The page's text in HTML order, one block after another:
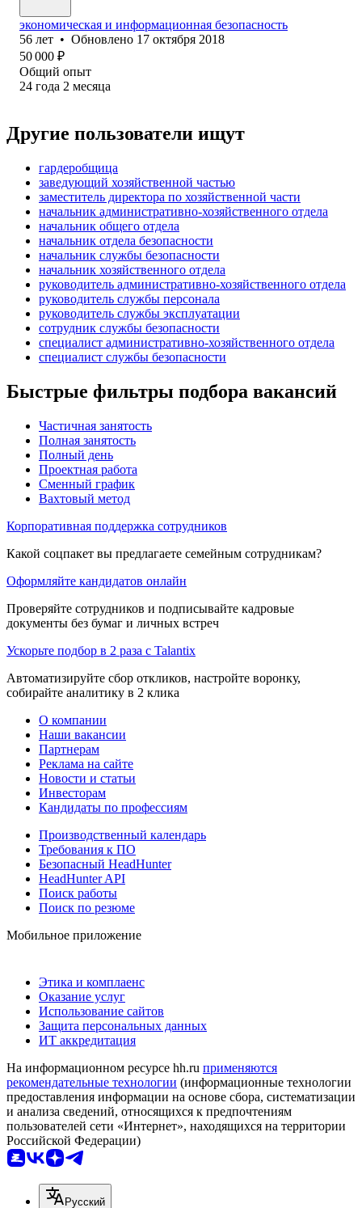
экономическая и информационная безопасность
56 лет • Обновлено 17 октября 2018
50 000 ₽
Общий опыт
24 года 2 месяца
Другие пользователи ищут
гардеробщица
заведующий хозяйственной частью
заместитель директора по хозяйственной части
начальник административно-хозяйственного отдела
начальник общего отдела
начальник отдела безопасности
начальник службы безопасности
начальник хозяйственного отдела
руководитель административно-хозяйственного отдела
руководитель службы персонала
руководитель службы эксплуатации
сотрудник службы безопасности
специалист административно-хозяйственного отдела
специалист службы безопасности
Быстрые фильтры подбора вакансий
Частичная занятость
Полная занятость
Полный день
Проектная работа
Сменный график
Вахтовый метод
Корпоративная поддержка сотрудников
Какой соцпакет вы предлагаете семейным сотрудникам?
Оформляйте кандидатов онлайн
Проверяйте сотрудников и подписывайте кадровые
документы без бумаг и личных встреч
Ускорьте подбор в 2 раза с Talantix
Автоматизируйте сбор откликов, настройте воронку,
собирайте аналитику в 2 клика
О компании
Наши вакансии
Партнерам
Реклама на сайте
Новости и статьи
Инвесторам
Кандидаты по профессиям
Производственный календарь
Требования к ПО
Безопасный HeadHunter
HeadHunter API
Поиск работы
Поиск по резюме
Мобильное приложение
Этика и комплаенс
Оказание услуг
Использование сайтов
Защита персональных данных
ИТ аккредитация
На информационном ресурсе hh.ru применяются
рекомендательные технологии (информационные технологии
предоставления информации на основе сбора, систематизации
и анализа сведений, относящихся к предпочтениям
пользователей сети «Интернет», находящихся на территории
Российской Федерации)
Русский